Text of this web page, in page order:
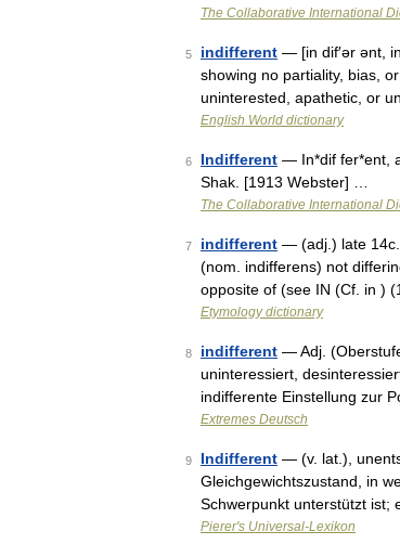
The Collaborative International
5 indifferent — [in dif′ər ənt,
showing no partiality, bias,
uninterested, apathetic, or
English World dictionary
6 Indifferent — In*dif fer*ent,
Shak. [1913 Webster] …
The Collaborative International
7 indifferent — (adj.) late
(nom. indifferens) not
opposite of (see IN (Cf. in )
Etymology dictionary
8 indifferent — Adj.
uninteressiert,
indifferente Einstellung zur
Extremes Deutsch
9 Indifferent — (v. lat.),
Gleichgewichtszustand, in
Schwerpunkt unterstützt ist;
Pierer's Universal-Lexikon